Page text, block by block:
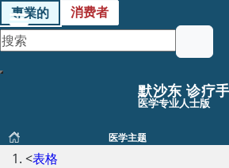
專業的 消费者
默沙东 诊疗
医学专业人士版
医学主题
<表格